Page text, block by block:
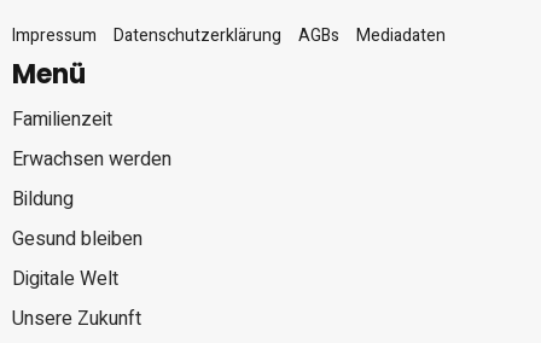
Impressum
Datenschutzerklärung AGBs Mediadaten
Menü
Familienzeit
Erwachsen werden
Bildung
Gesund bleiben
Digitale Welt
Unsere Zukunft